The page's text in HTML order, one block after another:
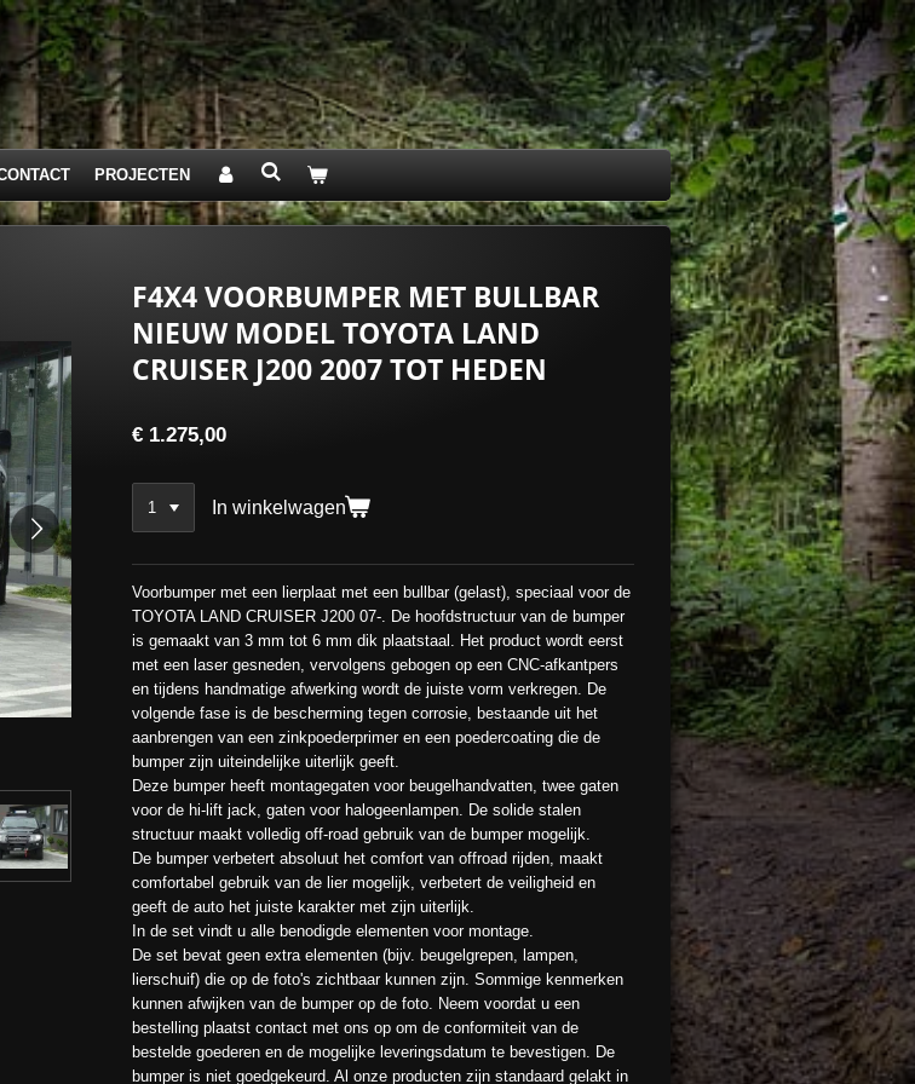
PROJECTEN
F4X4 VOORBUMPER MET BULLBAR
NIEUW MODEL TOYOTA LAND
CRUISER J200 2007 TOT HEDEN
€ 1.275,00
In winkelwagen
Voorbumper met een lierplaat met een bullbar (gelast), speciaal voor de
TOYOTA LAND CRUISER J200 07-. De hoofdstructuur van de bumper
is gemaakt van 3 mm tot 6 mm dik plaatstaal. Het product wordt eerst
met een laser gesneden, vervolgens gebogen op een CNC-afkantpers
en tijdens handmatige afwerking wordt de juiste vorm verkregen. De
volgende fase is de bescherming tegen corrosie, bestaande uit het
aanbrengen van een zinkpoederprimer en een poedercoating die de
bumper zijn uiteindelijke uiterlijk geeft.
Deze bumper heeft montagegaten voor beugelhandvatten, twee gaten
voor de hi-lift jack, gaten voor halogeenlampen. De solide stalen
structuur maakt volledig off-road gebruik van de bumper mogelijk.
De bumper verbetert absoluut het comfort van offroad rijden, maakt
comfortabel gebruik van de lier mogelijk, verbetert de veiligheid en
geeft de auto het juiste karakter met zijn uiterlijk.
In de set vindt u alle benodigde elementen voor montage.
De set bevat geen extra elementen (bijv. beugelgrepen, lampen,
lierschuif) die op de foto's zichtbaar kunnen zijn. Sommige kenmerken
kunnen afwijken van de bumper op de foto. Neem voordat u een
bestelling plaatst contact met ons op om de conformiteit van de
bestelde goederen en de mogelijke leveringsdatum te bevestigen. De
bumper is niet goedgekeurd. Al onze producten zijn standaard gelakt in